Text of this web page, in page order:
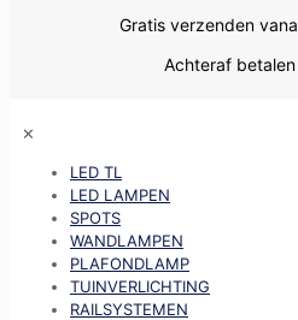
Gratis verzenden
Achteraf betalen
✕
LED TL
LED LAMPEN
SPOTS
WANDLAMPEN
PLAFONDLAMP
TUINVERLICHTING
RAILSYSTEMEN